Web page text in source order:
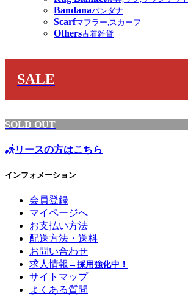
Bandanaバンダナ
Scarfマフラー,スカーフ
Others古着雑貨
SALE
SOLD OUT
リースの方はこちら
インフォメーション
会員登録
マイページへ
お支払い方法
配送方法・送料
お問い合わせ
求人情報 →採用強化中！
サイトマップ
よくある質問